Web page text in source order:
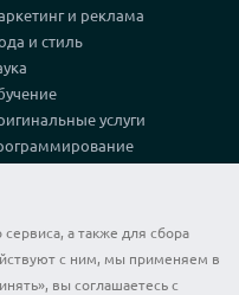
и реклама
и стиль
услуги
и
и переводы
а также для сбора
с ним, мы применяем в
вы соглашаетесь с